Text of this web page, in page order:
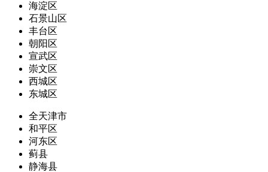
海淀区
石景山区
丰台区
朝阳区
宣武区
崇文区
西城区
东城区
全天津市
和平区
河东区
蓟县
静海县